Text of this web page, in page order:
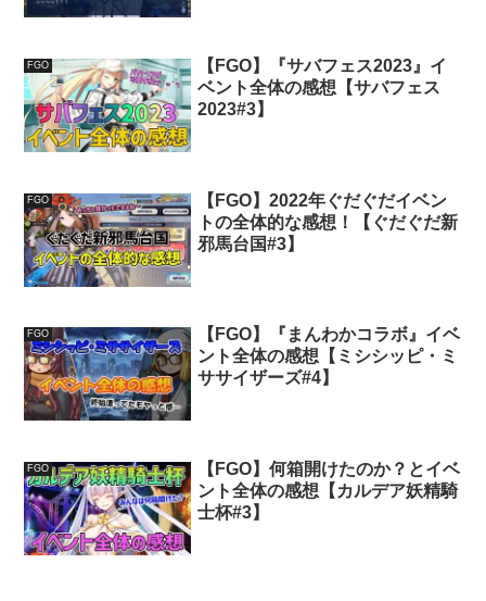
FGO
【FGO】『サバフェス2023』イ
ベント全体の感想【サバフェス
2023#3】
FGO
【FGO】2022年ぐだぐだイベン
トの全体的な感想！【ぐだぐだ新
邪馬台国#3】
FGO
【FGO】『まんわかコラボ』イベ
ント全体の感想【ミシシッピ・ミ
ササイザーズ#4】
FGO
【FGO】何箱開けたのか？とイベ
ント全体の感想【カルデア妖精騎
士杯#3】